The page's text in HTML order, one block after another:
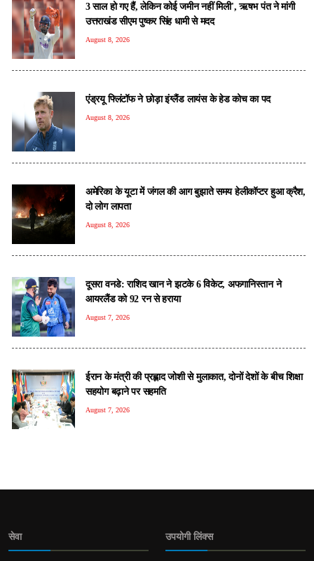
3 साल हो गए हैं, लेकिन कोई जमीन नहीं मिली', ऋषभ पंत ने मांगी
उत्तराखंड सीएम पुष्कर सिंह धामी से मदद
August 8, 2026
एंड्रयू फ्लिंटॉफ ने छोड़ा इंग्लैंड लायंस के हेड कोच का पद
August 8, 2026
अमेरिका के यूटा में जंगल की आग बुझाते समय हेलीकॉप्टर हुआ क्रैश,
दो लोग लापता
August 8, 2026
दूसरा वनडे: राशिद खान ने झटके 6 विकेट, अफगानिस्तान ने
आयरलैंड को 92 रन से हराया
August 7, 2026
ईरान के मंत्री की प्रह्लाद जोशी से मुलाकात, दोनों देशों के बीच शिक्षा
सहयोग बढ़ाने पर सहमति
August 7, 2026
सेवा उपयोगी लिंक्स